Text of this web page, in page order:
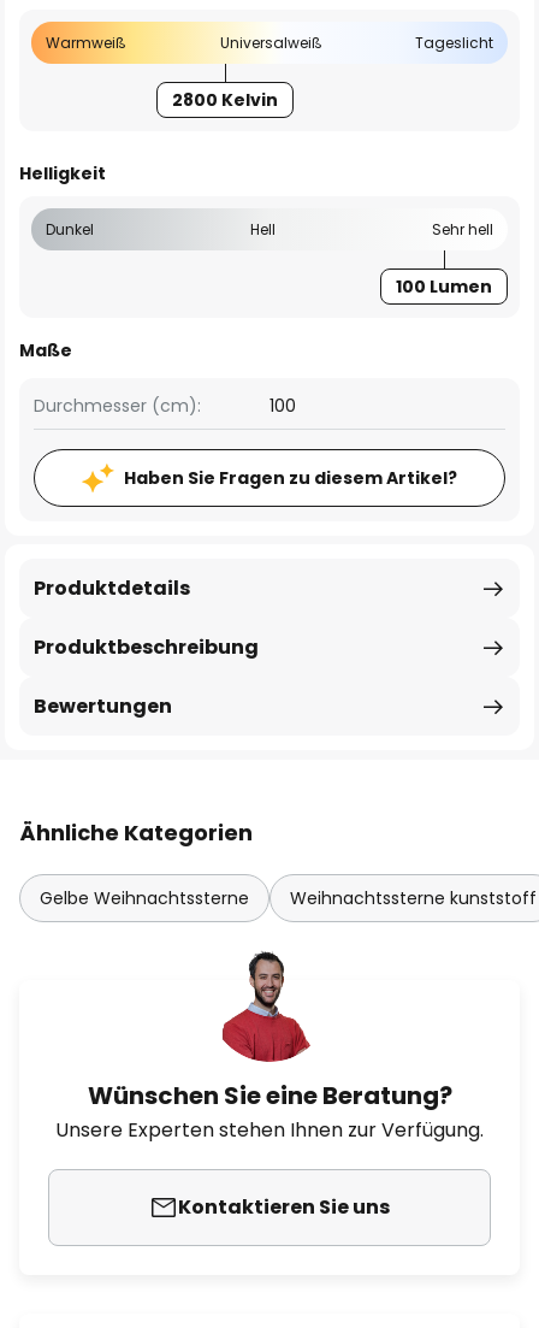
Warmweiß Universalweiß Tageslicht
2800 Kelvin
Helligkeit
Dunkel Hell Sehr hell
100 Lumen
Maße
Durchmesser (cm): 100
Haben Sie Fragen zu diesem Artikel?
Produktbeschreibung
Produktdetails
Bewertungen
Ähnliche Kategorien
Gelbe Weihnachtssterne Weihnachtssterne kunststoff
Wünschen Sie eine Beratung?
Unsere Experten stehen Ihnen zur Verfügung.
Kontaktieren Sie uns